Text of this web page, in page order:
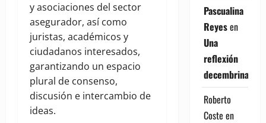
y asociaciones del sector
asegurador, así como
juristas, académicos y
ciudadanos interesados,
garantizando un espacio
plural de consenso,
discusión e intercambio de
ideas.
Pascualina
Reyesen
Una
reflexión
decembrina
Roberto
Coste en